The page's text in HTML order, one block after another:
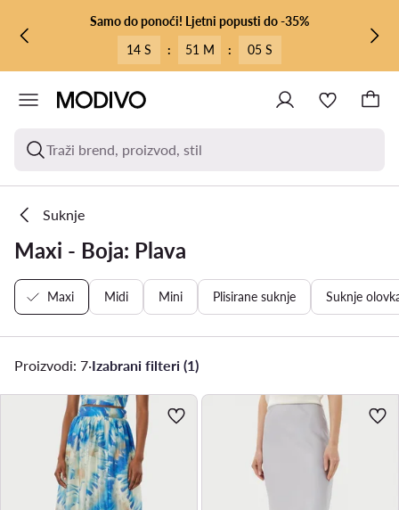
PRIJEĐI NA GLAVNI SADRŽAJ
PRIJEĐI NA PRETRAŽIVANJE
Samo do ponoći! Ljetni popusti do -35%
14 S
: 51 M : 05 S
Traži brend, proizvod, stil
Suknje
Maxi - Boja: Plava
Maxi Midi Mini Plisirane suknje Suknje
Proizvodi: 7·Izabrani filteri (1)